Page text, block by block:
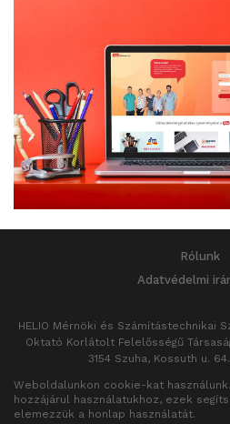
Rólunk
Adatvédelmi
HELIO Mérnöki és Számítástechnikai
Oktató Korlátolt Felelősségű
3154 Szuha, Kossuth u. 64.
Weboldalunkon cookie-kat
hozzájárul használatukhoz, ezek
elemezzük a honlap használatát.